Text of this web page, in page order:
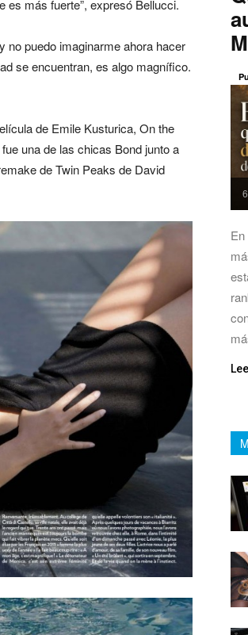
es más fuerte”, expresó Bellucci.
no puedo imaginarme ahora hacer
se encuentran, es algo magnífico.
de Emile Kusturica, On the
una de las chicas Bond junto a
de Twin Peaks de David